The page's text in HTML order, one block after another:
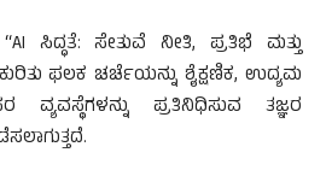
ಸಿದ್ಧತೆ: ಸೇತುವೆ ನೀತಿ, ಪ್ರತಿಭೆ ಮತ್ತು
ಫಲಕ ಚರ್ಚೆಯನ್ನು ಶೈಕ್ಷಣಿಕ, ಉದ್ಯಮ
ವ್ಯವಸ್ಥೆಗಳನ್ನು ಪ್ರತಿನಿಧಿಸುವ ತಜ್ಞರ